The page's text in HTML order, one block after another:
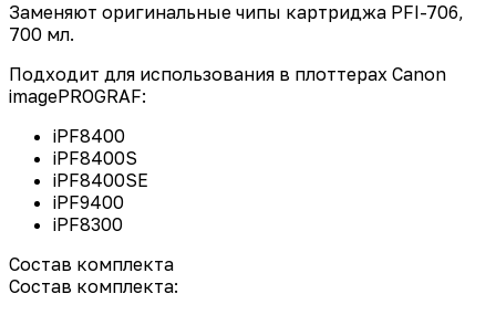
Заменяют оригинальные чипы картриджа PFI-706,
700 мл.
Подходит для использования в плоттерах Canon
imagePROGRAF:
iPF8400
iPF8400S
iPF8400SE
iPF9400
iPF8300
Состав комплекта
Состав комплекта: